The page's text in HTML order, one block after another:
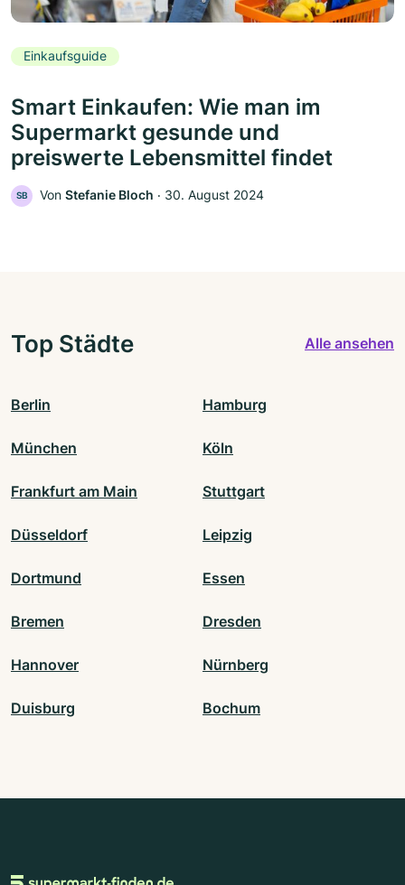
Einkaufsguide
Smart Einkaufen: Wie man im
Supermarkt gesunde und
preiswerte Lebensmittel findet
SB Von Stefanie Bloch ‧ 30. August 2024
Top Städte Alle ansehen
Berlin Hamburg
München Köln
Frankfurt am Main Stuttgart
Düsseldorf Leipzig
Dortmund Essen
Bremen Dresden
Hannover Nürnberg
Duisburg Bochum